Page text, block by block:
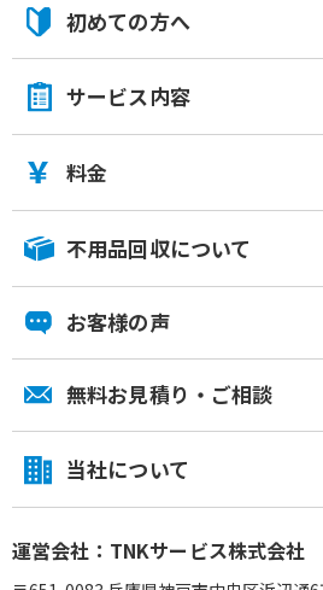
初めての方へ
サービス内容
料金
不用品回収について
お客様の声
無料お見積り・ご相談
当社について
運営会社：TNKサービス株式会社